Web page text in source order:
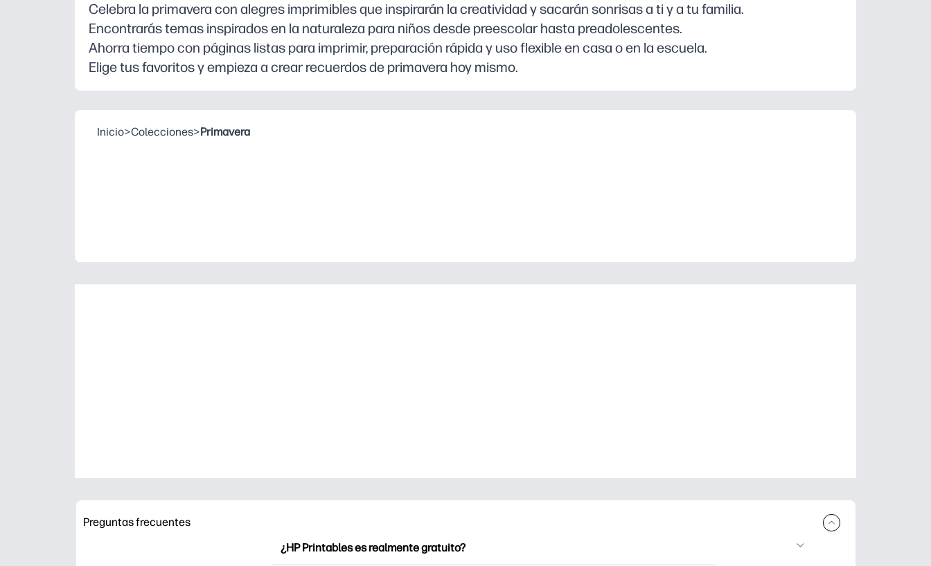
Celebra la primavera con alegres imprimibles que inspirarán la creatividad y sacarán sonrisas a ti y a tu familia.
Encontrarás temas inspirados en la naturaleza para niños desde preescolar hasta preadolescentes.
Ahorra tiempo con páginas listas para imprimir, preparación rápida y uso flexible en casa o en la escuela.
Elige tus favoritos y empieza a crear recuerdos de primavera hoy mismo.
Inicio>Colecciones>Primavera
Preguntas frecuentes
¿HP Printables es realmente gratuito?